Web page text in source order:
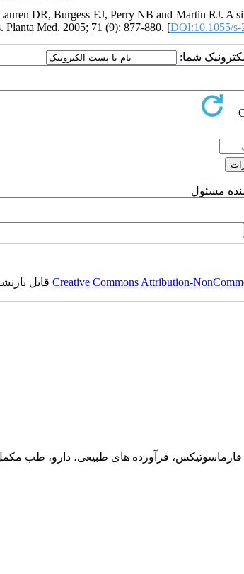
DR, Burgess EJ, Perry NB and Martin RJ. A
Planta Med. 2005; 71 (9): 877-880. [DOI:10.1055/s-
شما:
مسئول
Creative Commons Attribution-قابل
فرآورده های طبیعی، دارو، طب مکمل